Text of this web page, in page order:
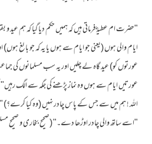
"حضرت ام عطیہؓ فرماتی ہیں کہ ہمیں حکم دیا گیا کہ ہم
ایام والی ہوں (یعنی جو ایام سے ہوں یا یہ کہ جو بالغ ہوں)
عورتوں کو) عید گاہ لے چلیں اور یہ سب مسلمانوں کی
عورتیں ایام سے ہوں وہ نماز پڑھنے کی جگہ سے الگ
اللہ ! ہم میں سے جس کے پاس چادر نہیں (وہ کیا کرے؟) "
"اسے ساتھ والی چادر اوڑھا دے۔" (صحیح بخاری و صحیح